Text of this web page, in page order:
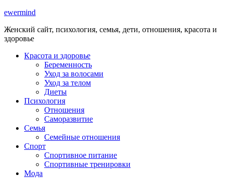
ewermind
Женский сайт, психология, семья, дети, отношения, красота и
здоровье
Красота и здоровье
Беременность
Уход за волосами
Уход за телом
Диеты
Психология
Отношения
Саморазвитие
Семья
Семейные отношения
Спорт
Спортивное питание
Спортивные тренировки
Мода